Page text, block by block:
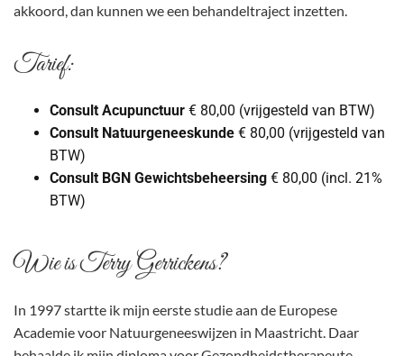
akkoord, dan kunnen we een behandeltraject inzetten.
Tarief:
Consult Acupunctuur € 80,00 (vrijgesteld van BTW)
Consult Natuurgeneeskunde € 80,00 (vrijgesteld van
BTW)
Consult BGN Gewichtsbeheersing € 80,00 (incl. 21%
BTW)
Wie is Terry Gerrickens?
In 1997 startte ik mijn eerste studie aan de Europese
Academie voor Natuurgeneeswijzen in Maastricht. Daar